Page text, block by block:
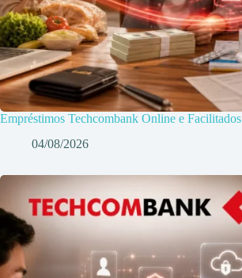
Empréstimos Techcombank Online e Facilitados
04/08/2026